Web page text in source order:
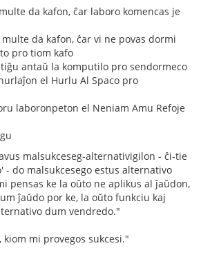
da kafon, ĉar laboro komencas je
da kafon, ĉar vi ne povas dormi
pro tiom kafo
antaŭ la komputilo pro sendormeco
el Hurlu Al Spaco pro
laboronpeton el Neniam Amu Refoje
malsukceseg-alternativigilon - ĉi-tie
- do malsukcesego estus alternativo
pensas ke la oŭto ne aplikus al ĵaŭdon,
ĵaŭdo por ke, la oŭto funkciu kaj
dum vendredo."
mi provegos sukcesi."